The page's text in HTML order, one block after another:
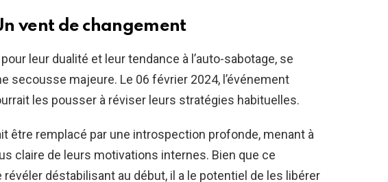
vent de changement
leur dualité et leur tendance à l’auto-sabotage, se
secousse majeure. Le 06 février 2024, l’événement
les pousser à réviser leurs stratégies habituelles.
être remplacé par une introspection profonde, menant à
claire de leurs motivations internes. Bien que ce
déstabilisant au début, il a le potentiel de les libérer